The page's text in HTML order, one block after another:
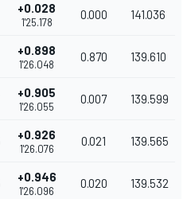
+0.028
1'25.178
0.000 141.036
+0.898
1'26.048
0.870 139.610
+0.905
1'26.055
0.007 139.599
+0.926
1'26.076
0.021 139.565
+0.946
1'26.096
0.020 139.532